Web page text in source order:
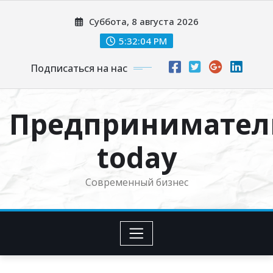
Суббота, 8 августа 2026
5:32:05 PM
Подписаться на нас
today
Современный бизнес